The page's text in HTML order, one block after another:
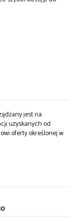
jest na
uzyskanych od
oferty określonej w